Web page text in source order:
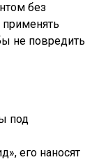
без
не повредить
под
его наносят